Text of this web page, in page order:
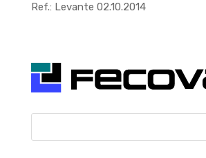
Ref.: Levante 02.10.2014